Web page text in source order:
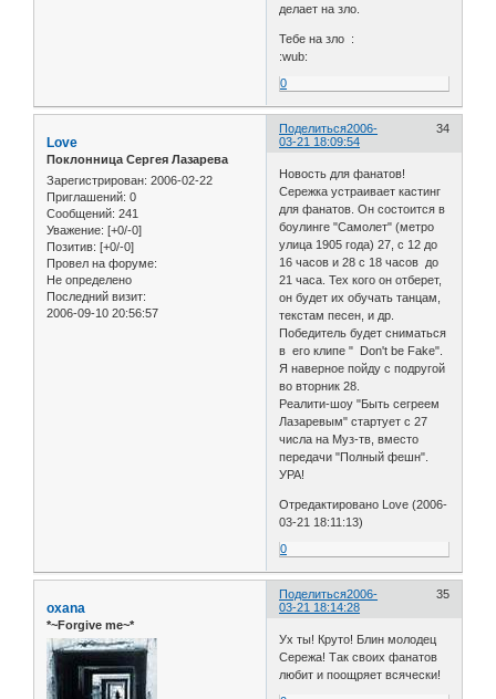
делает на зло.
Тебе на зло :
:wub:
0
Поделиться 34
2006-
03-21 18:09:54
Love
Поклонница Сергея Лазарева
Зарегистрирован: 2006-02-22
Приглашений: 0
Сообщений: 241
Уважение: [+0/-0]
Позитив: [+0/-0]
Провел на форуме:
Не определено
Последний визит:
2006-09-10 20:56:57
Новость для фанатов!
Сережка устраивает кастинг
для фанатов. Он состоится в
боулинге "Самолет" (метро
улица 1905 года) 27, с 12 до
16 часов и 28 с 18 часов до
21 часа. Тех кого он отберет,
он будет их обучать танцам,
текстам песен, и др.
Победитель будет сниматься
в его клипе " Don't be Fake".
Я наверное пойду с подругой
во вторник 28.
Реалити-шоу "Быть сегреем
Лазаревым" стартует с 27
числа на Муз-тв, вместо
передачи "Полный фешн".
УРА!
Отредактировано Love (2006-
03-21 18:11:13)
0
Поделиться 35
2006-
03-21 18:14:28
oxana
*~Forgive me~*
Ух ты! Круто! Блин молодец
Сережа! Так своих фанатов
любит и поощряет всячески!